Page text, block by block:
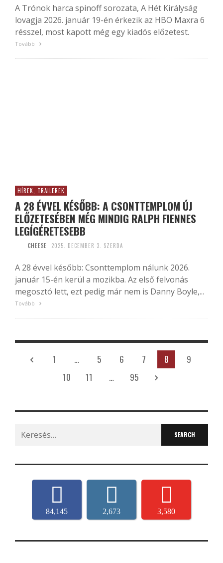
A Trónok harca spinoff sorozata, A Hét Királyság
lovagja 2026. január 19-én érkezik az HBO Maxra 6
résszel, most kapott még egy kiadós előzetest.
Tovább
HÍREK, TRAILEREK
A 28 ÉVVEL KÉSŐBB: A CSONTTEMPLOM ÚJ
ELŐZETESÉBEN MÉG MINDIG RALPH FIENNES
LEGÍGÉRETESEBB
CHEESE 2025. DECEMBER 3. SZERDA
A 28 évvel később: Csonttemplom nálunk 2026.
január 15-én kerül a mozikba. Az első felvonás
megosztó lett, ezt pedig már nem is Danny Boyle,...
Tovább
1 … 5 6 7 8
9
10
11 … 95
Search
for:
84,145 2,673 3,580